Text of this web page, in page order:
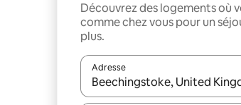
Découvrez des logements où
comme chez vous pour un
plus.
Adresse
Lorsque les résultats